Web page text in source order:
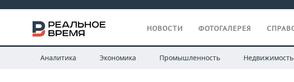
НОВОСТИ ФОТОГАЛЕРЕЯ
Аналитика Экономика Промышленность Недвижимость